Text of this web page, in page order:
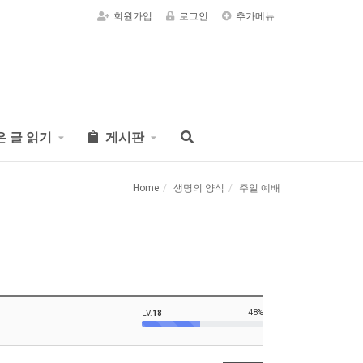
회원가입 로그인 추가메뉴
글 읽기 게시판
Home 생명의 양식 주일 예배
LV.18 48%